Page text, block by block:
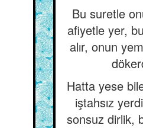
Bu suretle
afiyetle yer,
alır, onun
Hatta yese
iştahsız
sonsuz dirlik,